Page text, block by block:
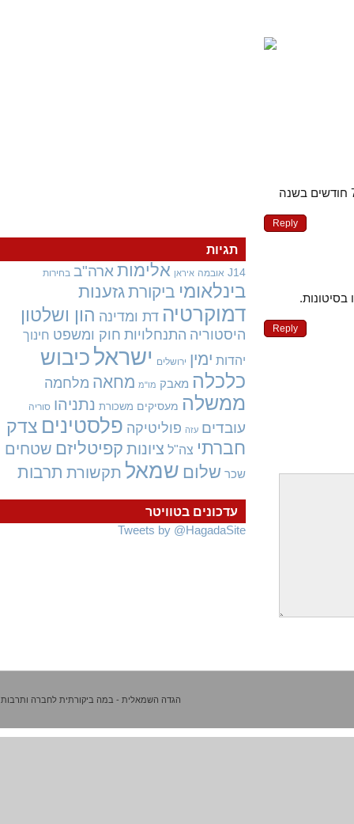
Reply
Reply
עדכונים בטוויטר
Tweets by @HagadaSite
תגיות
J14 אובמה איראן אלימות ארה"ב בחירות
בינלאומיביקורתגזענות
דמוקרטיה דת ומדינההון ושלטון
היסטוריה התנחלויות חוק ומשפט חינוך
יהדות ימין ירושלים ישראלכיבוש
כלכלה מאבק מו"מ מחאהמלחמה
ממשלה מעסיקים משכורת נתניהו סוריה
עובדים עזה פוליטיקה פלסטיניםצדק
חברתי צה"ל ציונותקפיטליזםשטחים
שכר שלום שמאלתקשורתתרבות
הגדה השמאלית - במה ביקורתית לחברה ותרבות